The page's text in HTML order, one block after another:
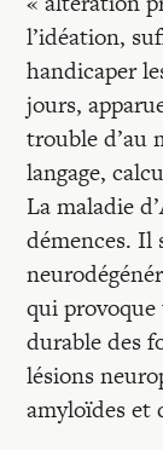
Mon
l’idéation,
handicaper
jours,
trouble d’au
langage,
La maladie
démences. Il
qui
durable des
lésions
amyloïdes et